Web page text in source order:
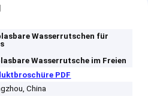
Wasserrutschen für
Wasserrutsche im Freien
PDF
China